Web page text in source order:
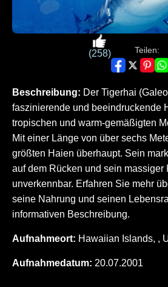
(258) Teilen:
Beschreibung: Der Tigerhai
faszinierende und beeindruckende
tropischen und warm-gemäßigten
Mit einer Länge von über sechs
größten Haien überhaupt. Sein
auf dem Rücken und sein massiger
unverkennbar. Erfahren Sie mehr
seine Nahrung und seinen
informativen Beschreibung.
Aufnahmeort: Hawaiian Islands, ,
Aufnahmedatum: 20.07.2001